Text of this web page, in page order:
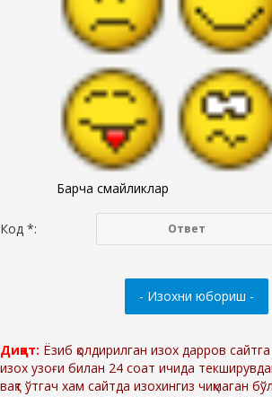
Барча смайликлар
Код *:
Диққат: Ёзиб қолдирилган изох дарров
изох узоғи билан 24 соат ичида
вақт ўтгач хам сайтда изохингиз чиқмаган